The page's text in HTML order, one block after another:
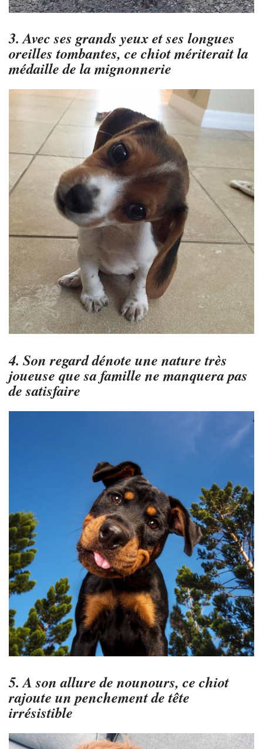
3. Avec ses grands yeux et ses longues
oreilles tombantes, ce chiot mériterait la
médaille de la mignonnerie
4. Son regard dénote une nature très
joueuse que sa famille ne manquera pas
de satisfaire
5. A son allure de nounours, ce chiot
rajoute un penchement de tête
irrésistible